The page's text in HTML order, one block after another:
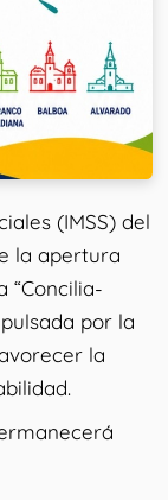
(IMSS) del
la apertura
“Concilia-
por la
la